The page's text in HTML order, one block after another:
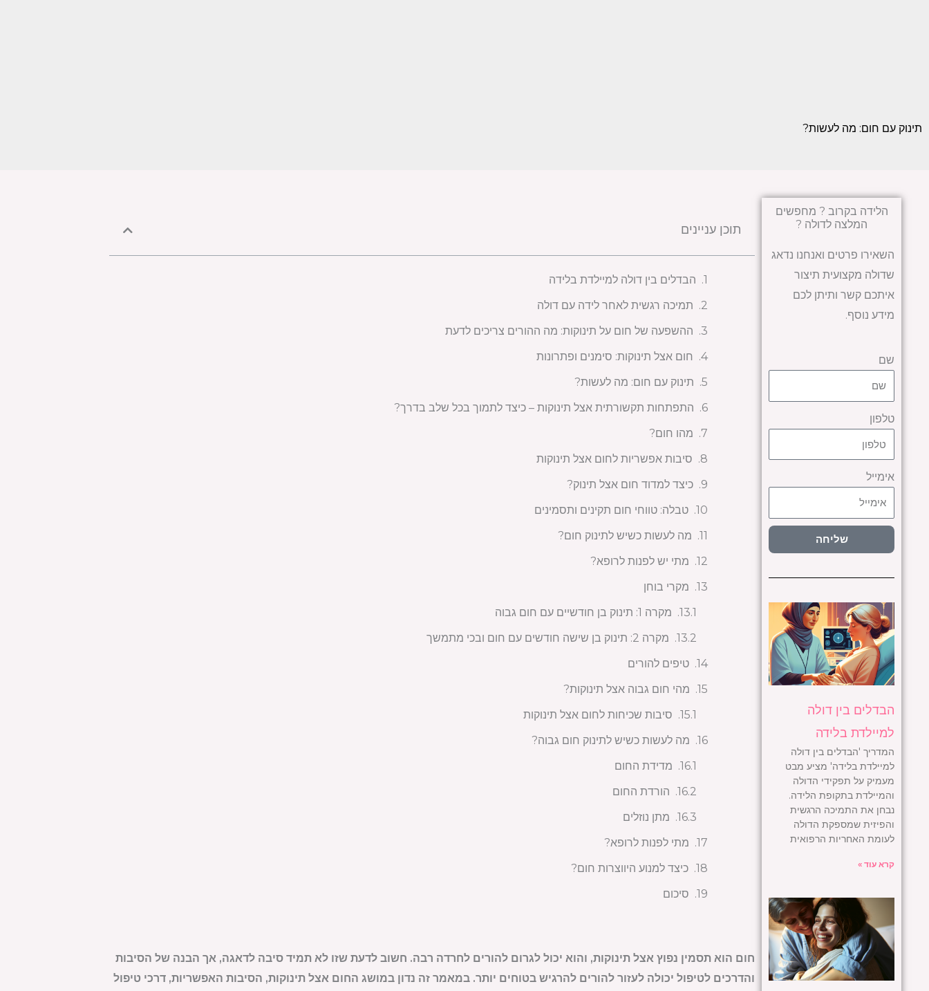
תינוק עם חום: מה לעשות?
הלידה בקרוב ? מחפשים
המלצה לדולה ?
השאירו פרטים ואנחנו נדאג
שדולה מקצועית תיצור
איתכם קשר ותיתן לכם
מידע נוסף.
שם
טלפון
אימייל
שליחה
הבדלים בין דולה
למיילדת בלידה
המדריך 'הבדלים בין דולה
למיילדת בלידה' מציע מבט
מעמיק על תפקידי הדולה
והמיילדת בתקופת הלידה.
נבחן את התמיכה הרגשית
והפיזית שמספקת הדולה
לעומת האחריות הרפואית
קרא עוד »
תוכן עניינים
הבדלים בין דולה למיילדת בלידה
תמיכה רגשית לאחר לידה עם דולה
ההשפעה של חום על תינוקות: מה ההורים צריכים לדעת
חום אצל תינוקות: סימנים ופתרונות
תינוק עם חום: מה לעשות?
התפתחות תקשורתית אצל תינוקות – כיצד לתמוך בכל שלב בדרך?
מהו חום?
סיבות אפשריות לחום אצל תינוקות
כיצד למדוד חום אצל תינוק?
טבלה: טווחי חום תקינים ותסמינים
מה לעשות כשיש לתינוק חום?
מתי יש לפנות לרופא?
מקרי בוחן
מקרה 1: תינוק בן חודשיים עם חום גבוה
מקרה 2: תינוק בן שישה חודשים עם חום ובכי מתמשך
טיפים להורים
מהי חום גבוה אצל תינוקות?
סיבות שכיחות לחום אצל תינוקות
מה לעשות כשיש לתינוק חום גבוה?
מדידת החום
הורדת החום
מתן נוזלים
מתי לפנות לרופא?
כיצד למנוע היווצרות חום?
סיכום
חום הוא תסמין נפוץ אצל תינוקות, והוא יכול לגרום להורים לחרדה רבה. חשוב לדעת שזו לא תמיד סיבה לדאגה, אך הבנה של הסיבות
והדרכים לטיפול יכולה לעזור להורים להרגיש בטוחים יותר. במאמר זה נדון במושג החום אצל תינוקות, הסיבות האפשריות, דרכי טיפול